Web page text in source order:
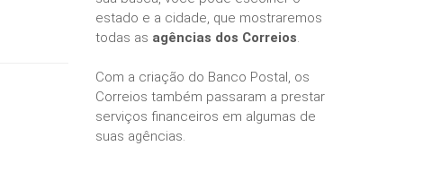
estado e a cidade, que mostraremos
todas as agências dos Correios.
Com a criação do Banco Postal, os
Correios também passaram a prestar
serviços financeiros em algumas de
suas agências.